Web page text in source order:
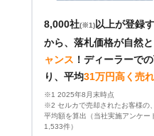
8,000社(※1) 以上が登録
から、落札価格が自然と
ャンス ！ ディーラーで
り、平均31万円高く売
※1 2025年8月末時点
※2 セルカで売却されたお客様の
平均額を算出（当社実施アンケ
1,533件）